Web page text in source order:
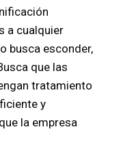
a cualquier
busca esconder,
que las
tratamiento
y
la empresa